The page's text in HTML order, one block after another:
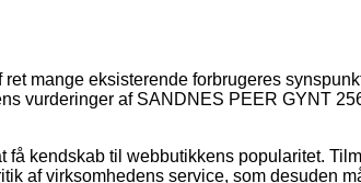
mange eksisterende forbrugeres
vurderinger af SANDNES PEER GYNT
kendskab til webbutikkens popularitet.
af virksomhedens service, som desuden